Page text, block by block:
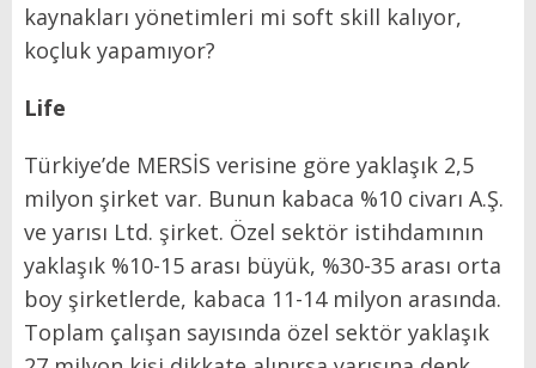
kay­nakları yönetimleri mi soft skill kalıyor,
koçluk yapamıyor?
Life
Türkiye’de MERSİS verisi­ne göre yaklaşık 2,5
milyon şir­ket var. Bunun kabaca %10 civarı A.Ş.
ve yarısı Ltd. şirket. Özel sek­tör istihdamının
yaklaşık %10-15 arası büyük, %30-35 arası orta
boy şirketlerde, kabaca 11-14 milyon arasında.
Toplam çalışan sayısın­da özel sektör yaklaşık